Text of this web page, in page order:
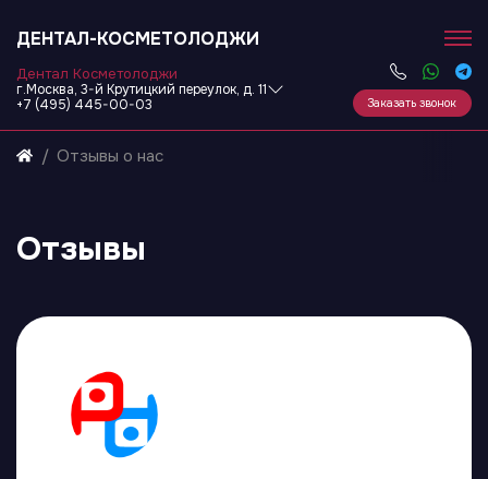
ДЕНТАЛ-КОСМЕТОЛОДЖИ
Дентал Косметолоджи
г.Москва, 3-й Крутицкий переулок, д. 11
+7 (495) 445-00-03
Заказать звонок
Отзывы о нас
Отзывы